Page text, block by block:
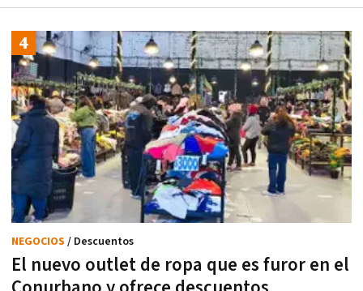
El nuevo outlet de ropa que es furor en el
NEGOCIOS / Descuentos